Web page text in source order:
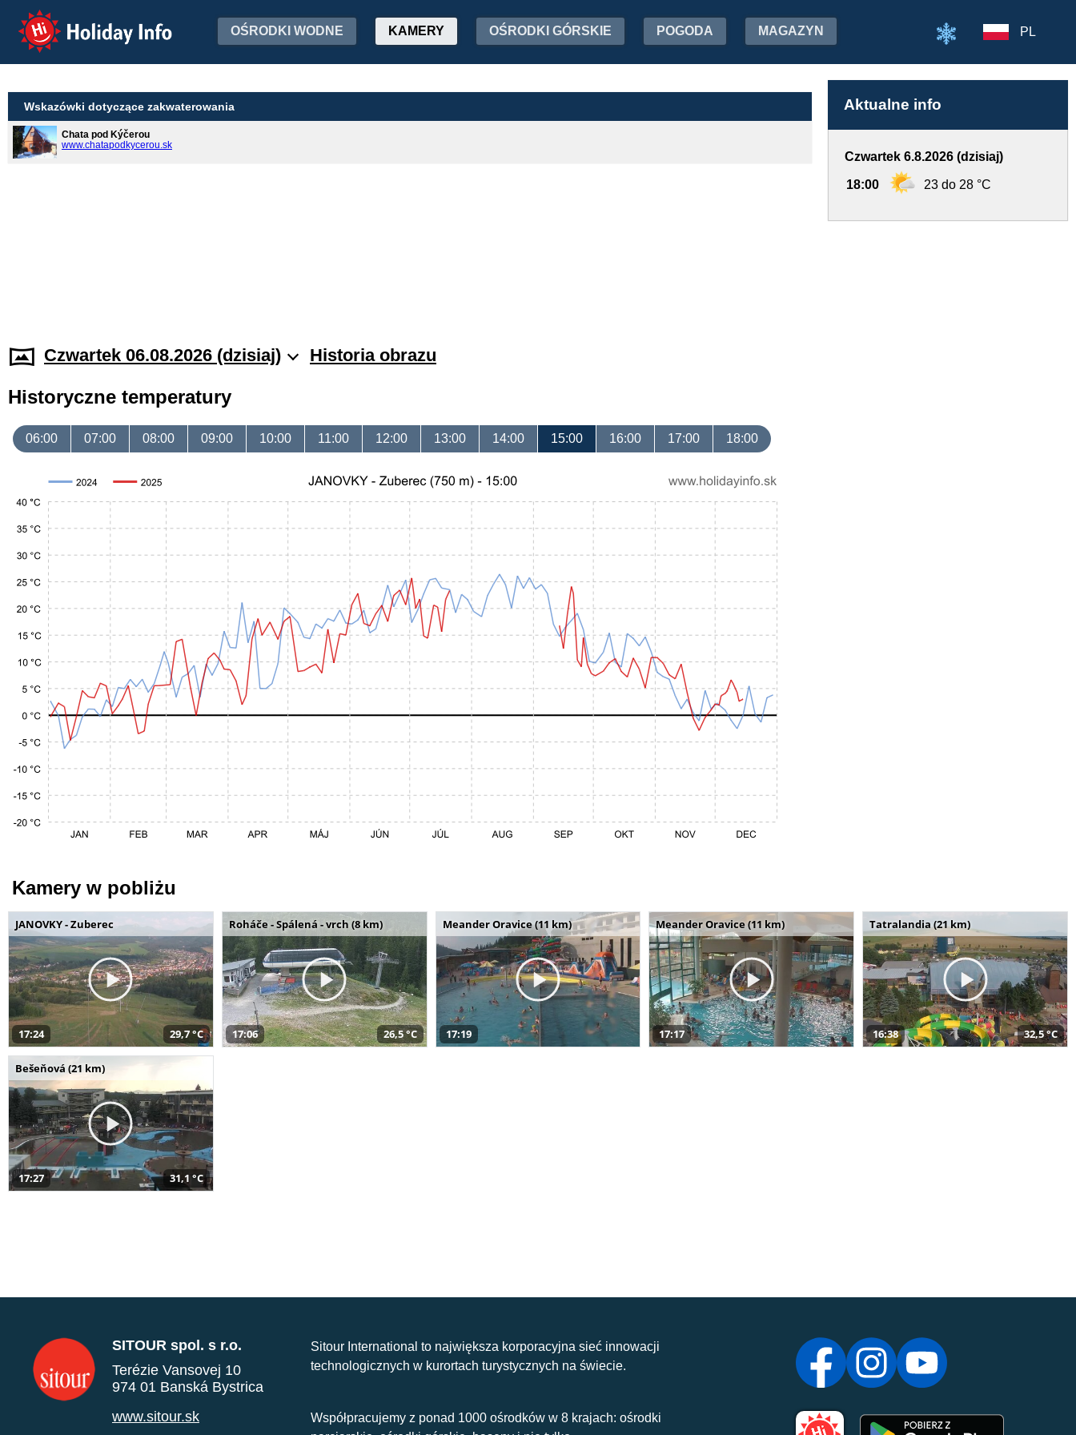
Holiday Info OŚRODKI WODNE KAMERY OŚRODKI GÓRSKIE POGODA MAGAZYN PL
Wskazówki dotyczące zakwaterowania
Chata pod Kýčerou
www.chatapodkycerou.sk
Aktualne info
Czwartek 6.8.2026 (dzisiaj)
18:00 23 do 28 °C
Czwartek 06.08.2026 (dzisiaj) Historia obrazu
Historyczne temperatury
06:00 07:00 08:00 09:00 10:00 11:00 12:00 13:00 14:00 15:00 16:00 17:00 18:00
Kamery w pobliżu
JANOVKY - Zuberec
17:24 29,7 °C
Roháče - Spálená - vrch (8 km)
17:06 26,5 °C
Meander Oravice (11 km)
17:19
Meander Oravice (11 km)
17:17
Tatralandia (21 km)
16:38 32,5 °C
Bešeňová (21 km)
17:27 31,1 °C
SITOUR spol. s r.o.
Terézie Vansovej 10
974 01 Banská Bystrica
www.sitour.sk
Sitour International to największa korporacyjna sieć innowacji
technologicznych w kurortach turystycznych na świecie.
Współpracujemy z ponad 1000 ośrodków w 8 krajach: ośrodki